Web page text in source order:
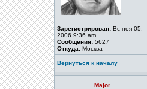
Зарегистрирован: Вс ноя 05,
2006 9:36 am
Сообщения: 5627
Откуда: Москва
Вернуться к началу
Major